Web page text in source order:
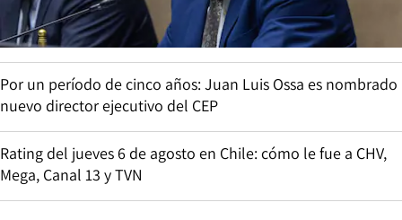
Por un período de cinco años: Juan Luis Ossa es nombrado
nuevo director ejecutivo del CEP
Rating del jueves 6 de agosto en Chile: cómo le fue a CHV,
Mega, Canal 13 y TVN